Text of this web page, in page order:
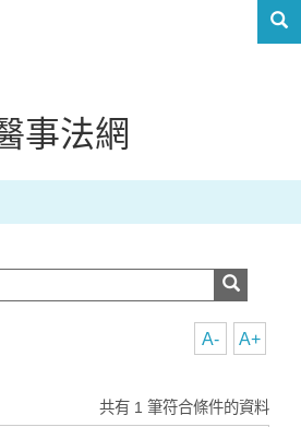
事法網
A+
A-
共有 1 筆符合條件的資料